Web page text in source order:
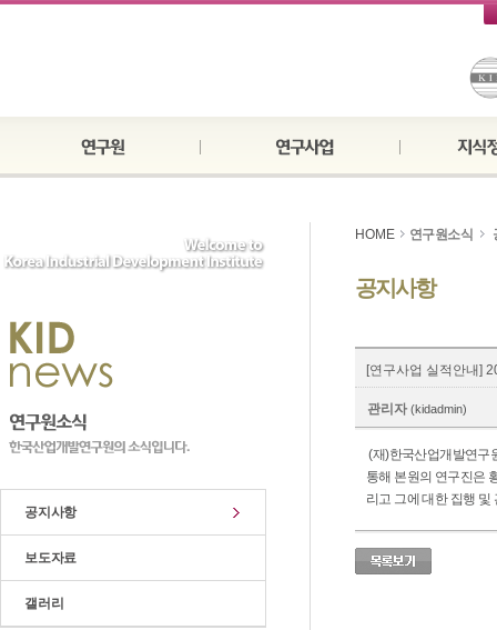
공지사항
보도자료
갤러리
HOME 연구원소식
공지사항
[연구사업 실적안내]
관리자 (kidadmin)
(재)한국산업개발연구
통해 본원의 연구진은
리고 그에 대한 집행